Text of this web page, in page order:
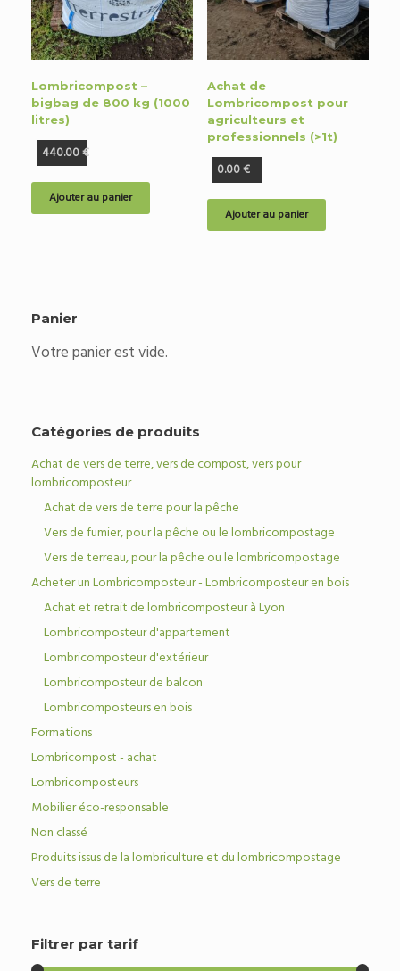
Lombricompost –
bigbag de 800 kg (1000
litres)
440.00€
Ajouter au panier
Achat de
Lombricompost pour
agriculteurs et
professionnels (>1t)
0.00€
Ajouter au panier
Panier
Votre panier est vide.
Catégories de produits
Achat de vers de terre, vers de compost, vers pour
lombricomposteur
Achat de vers de terre pour la pêche
Vers de fumier, pour la pêche ou le lombricompostage
Vers de terreau, pour la pêche ou le lombricompostage
Acheter un Lombricomposteur - Lombricomposteur en bois
Achat et retrait de lombricomposteur à Lyon
Lombricomposteur d'appartement
Lombricomposteur d'extérieur
Lombricomposteur de balcon
Lombricomposteurs en bois
Formations
Lombricompost - achat
Lombricomposteurs
Mobilier éco-responsable
Non classé
Produits issus de la lombriculture et du lombricompostage
Vers de terre
Filtrer par tarif